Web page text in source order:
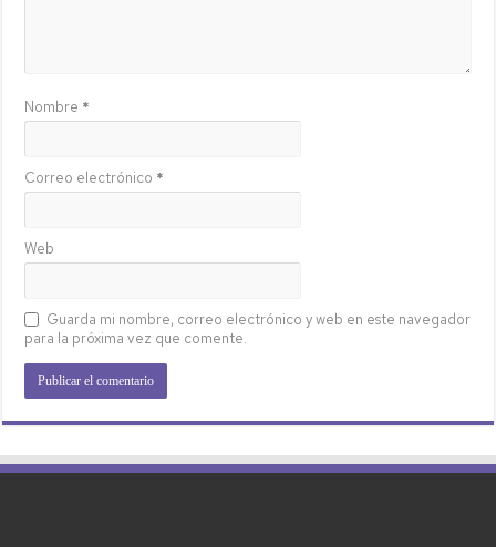
Nombre *
Correo electrónico *
Web
Guarda mi nombre, correo electrónico y web en este navegador
para la próxima vez que comente.